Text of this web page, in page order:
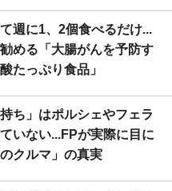
週に1、2個食べるだけ...
める「大腸がんを予防す
たっぷり食品」
持ち」はポルシェやフェラ
いない...FPが実際に目に
クルマ」の真実